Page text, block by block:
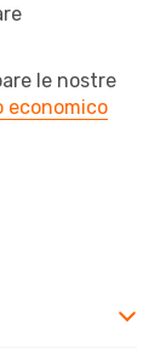
le nostre
economico